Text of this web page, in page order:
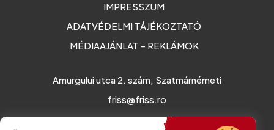
IMPRESSZUM
ADATVÉDELMI TÁJÉKOZTATÓ
MÉDIAAJÁNLAT - REKLÁMOK
Amurgului utca 2. szám, Szatmárnémeti
friss@friss.ro